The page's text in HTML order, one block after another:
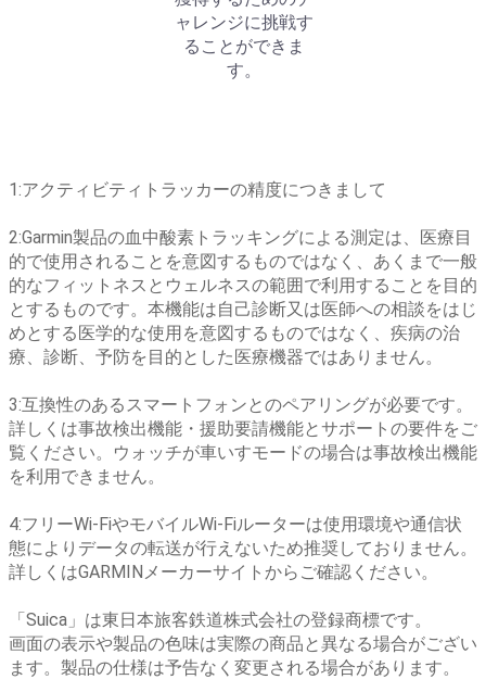
ャレンジに挑戦す
ることができま
す。
1:アクティビティトラッカーの精度につきまして
2:Garmin製品の血中酸素トラッキングによる測定は、医療目
的で使用されることを意図するものではなく、あくまで一般
的なフィットネスとウェルネスの範囲で利用することを目的
とするものです。本機能は自己診断又は医師への相談をはじ
めとする医学的な使用を意図するものではなく、疾病の治
療、診断、予防を目的とした医療機器ではありません。
3:互換性のあるスマートフォンとのペアリングが必要です。
詳しくは事故検出機能・援助要請機能とサポートの要件をご
覧ください。ウォッチが車いすモードの場合は事故検出機能
を利用できません。
4:フリーWi-FiやモバイルWi-Fiルーターは使用環境や通信状
態によりデータの転送が行えないため推奨しておりません。
詳しくはGARMINメーカーサイトからご確認ください。
「Suica」は東日本旅客鉄道株式会社の登録商標です。
画面の表示や製品の色味は実際の商品と異なる場合がござい
ます。製品の仕様は予告なく変更される場合があります。